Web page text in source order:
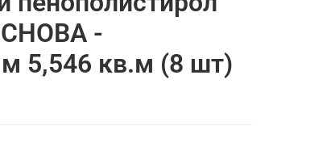
-
5,546 кв.м (8 шт)